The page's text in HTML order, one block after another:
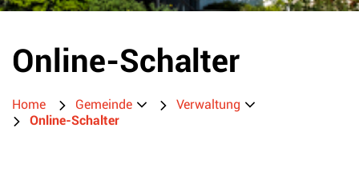
Online-Schalter
Home Gemeinde
Verwaltung
Online-Schalter